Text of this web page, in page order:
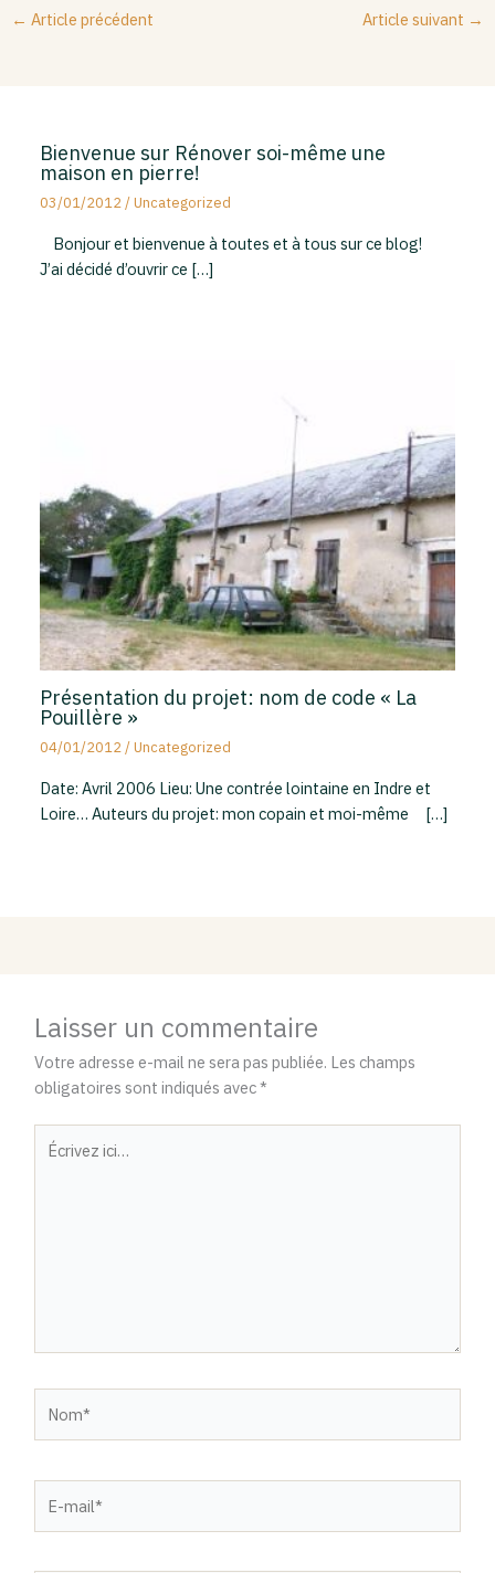
← Article précédent Article suivant →
Bienvenue sur Rénover soi-même une
maison en pierre!
03/01/2012/Uncategorized
Bonjour et bienvenue à toutes et à tous sur ce blog!
J’ai décidé d’ouvrir ce […]
Présentation du projet: nom de code « La
Pouillère »
04/01/2012/Uncategorized
Date: Avril 2006 Lieu: Une contrée lointaine en Indre et
Loire… Auteurs du projet: mon copain et moi-même […]
Laisser un commentaire
Votre adresse e-mail ne sera pas publiée. Les champs
obligatoires sont indiqués avec*
Écrivez
ici…
mail*